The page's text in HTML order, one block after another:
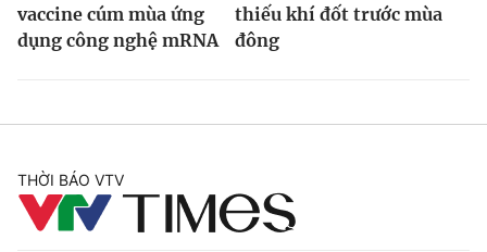
vaccine cúm mùa ứng
dụng công nghệ mRNA
thiếu khí đốt trước mùa
đông
THỜI BÁO VTV